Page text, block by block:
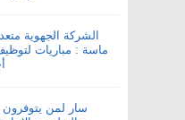
الشركة الجهوية
سار لمن يتوفرون